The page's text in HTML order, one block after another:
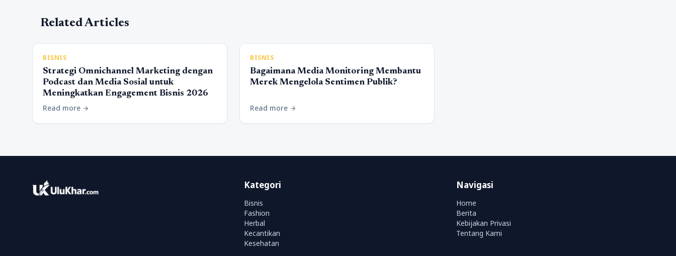
Related Articles
BISNIS
Strategi Omnichannel Marketing dengan
Podcast dan Media Sosial untuk
Meningkatkan Engagement Bisnis 2026
Read more arrow_forward
BISNIS
Bagaimana Media Monitoring Membantu
Merek Mengelola Sentimen Publik?
Read more arrow_forward
Kategori
Bisnis
Fashion
Herbal
Kecantikan
Kesehatan
Navigasi
Home
Berita
Kebijakan Privasi
Tentang Kami